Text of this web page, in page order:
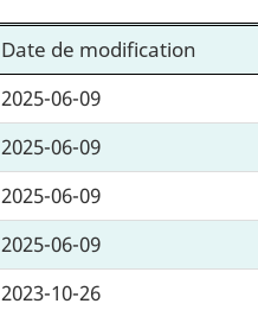
Date de modification
2025-06-09
2025-06-09
2025-06-09
2025-06-09
2023-10-26